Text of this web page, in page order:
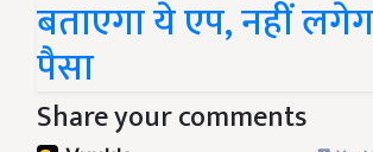
बताएगा ये एप, नहीं
पैसा
Share your comments